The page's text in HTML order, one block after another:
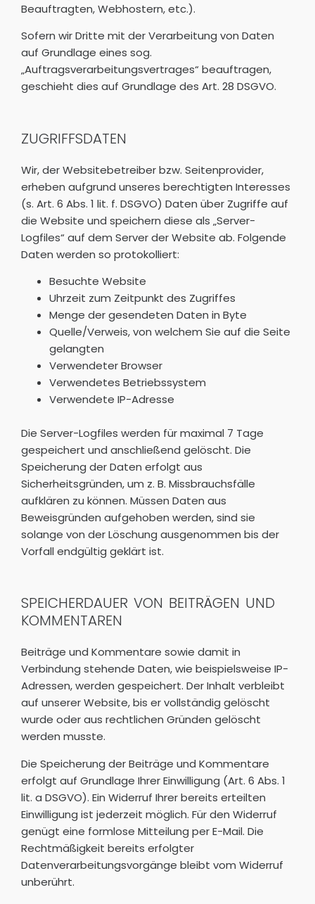
Beauftragten, Webhostern, etc.).
Sofern wir Dritte mit der Verarbeitung von Daten
auf Grundlage eines sog.
„Auftragsverarbeitungsvertrages“ beauftragen,
geschieht dies auf Grundlage des Art. 28 DSGVO.
ZUGRIFFSDATEN
Wir, der Websitebetreiber bzw. Seitenprovider,
erheben aufgrund unseres berechtigten Interesses
(s. Art. 6 Abs. 1 lit. f. DSGVO) Daten über Zugriffe auf
die Website und speichern diese als „Server-
Logfiles“ auf dem Server der Website ab. Folgende
Daten werden so protokolliert:
Besuchte Website
Uhrzeit zum Zeitpunkt des Zugriffes
Menge der gesendeten Daten in Byte
Quelle/Verweis, von welchem Sie auf die Seite
gelangten
Verwendeter Browser
Verwendetes Betriebssystem
Verwendete IP-Adresse
Die Server-Logfiles werden für maximal 7 Tage
gespeichert und anschließend gelöscht. Die
Speicherung der Daten erfolgt aus
Sicherheitsgründen, um z. B. Missbrauchsfälle
aufklären zu können. Müssen Daten aus
Beweisgründen aufgehoben werden, sind sie
solange von der Löschung ausgenommen bis der
Vorfall endgültig geklärt ist.
SPEICHERDAUER VON BEITRÄGEN UND
KOMMENTAREN
Beiträge und Kommentare sowie damit in
Verbindung stehende Daten, wie beispielsweise IP-
Adressen, werden gespeichert. Der Inhalt verbleibt
auf unserer Website, bis er vollständig gelöscht
wurde oder aus rechtlichen Gründen gelöscht
werden musste.
Die Speicherung der Beiträge und Kommentare
erfolgt auf Grundlage Ihrer Einwilligung (Art. 6 Abs. 1
lit. a DSGVO). Ein Widerruf Ihrer bereits erteilten
Einwilligung ist jederzeit möglich. Für den Widerruf
genügt eine formlose Mitteilung per E-Mail. Die
Rechtmäßigkeit bereits erfolgter
Datenverarbeitungsvorgänge bleibt vom Widerruf
unberührt.